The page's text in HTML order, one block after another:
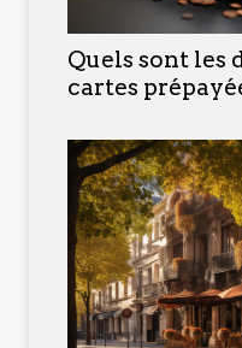
Quels sont les
cartes